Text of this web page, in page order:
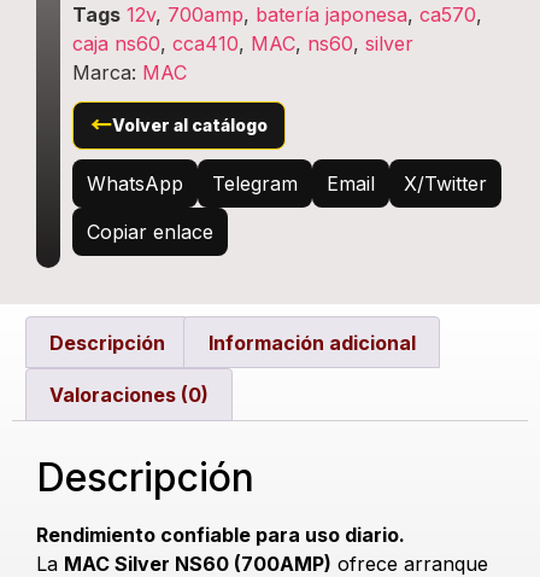
Tags 12v, 700amp, batería japonesa, ca570,
caja ns60, cca410, MAC, ns60, silver
Marca: MAC
←Volver al catálogo
WhatsApp Telegram Email
X/Twitter
Copiar enlace
Descripción Información adicional
Valoraciones (0)
Descripción
Rendimiento confiable para uso diario.
La MAC Silver NS60 (700AMP) ofrece arranque